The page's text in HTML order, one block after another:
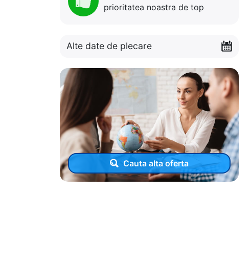
prioritatea noastra de top
Alte date de plecare
Cauta alta oferta